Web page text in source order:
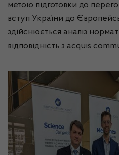
метою підготовки до
вступ України до
здійснюється аналіз
відповідність з acquis